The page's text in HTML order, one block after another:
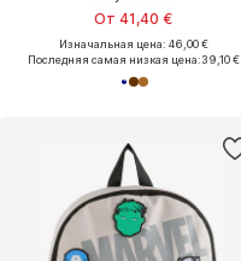
От 41,40 €
Изначальная цена: 46,00 €
Последняя самая низкая цена:39,10 €